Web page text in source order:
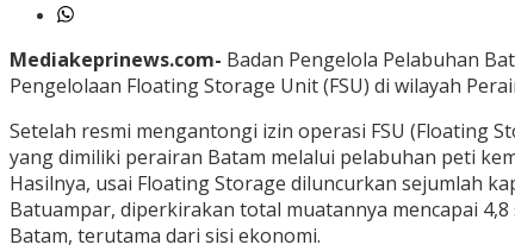
Mediakeprinews.com- Badan Pengelola Pelabuhan
Pengelolaan Floating Storage Unit (FSU) di wilayah
Setelah resmi mengantongi izin operasi FSU (Floating
yang dimiliki perairan Batam melalui pelabuhan peti
Hasilnya, usai Floating Storage diluncurkan sejumlah
Batuampar, diperkirakan total muatannya mencapai
Batam, terutama dari sisi ekonomi.